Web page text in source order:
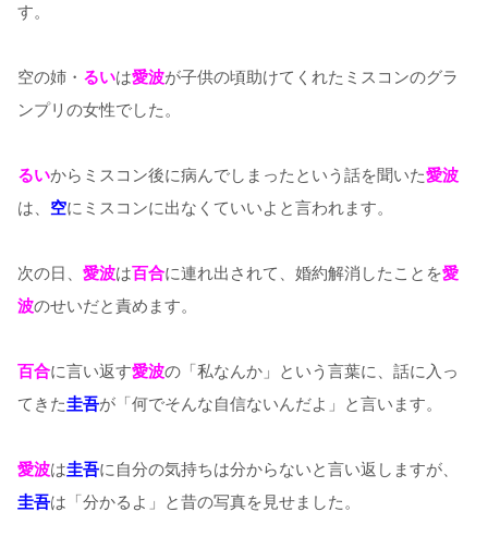
す。
空の姉・ るいは愛波が子供の頃助けてくれたミスコンのグラ
ンプリの女性でした。
るいからミスコン後に病んでしまったという話を聞いた愛波
は、 空にミスコンに出なくていいよと言われます。
次の日、 愛波は百合に連れ出されて、婚約解消したことを愛
波のせいだと責めます。
百合に言い返す愛波の「私なんか」という言葉に、話に入っ
てきた圭吾が「何でそんな自信ないんだよ」と言います。
愛波は圭吾に自分の気持ちは分からないと言い返しますが、
圭吾は「分かるよ」と昔の写真を見せました。